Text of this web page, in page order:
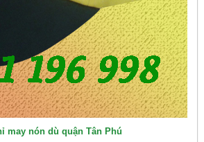
may nón dù quận Tân Phú